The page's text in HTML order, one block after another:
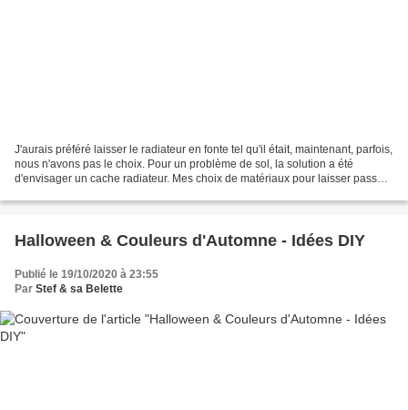
J'aurais préféré laisser le radiateur en fonte tel qu'il était, maintenant, parfois,
nous n'avons pas le choix. Pour un problème de sol, la solution a été
d'envisager un cache radiateur. Mes choix de matériaux pour laisser passer
Halloween & Couleurs d'Automne - Idées DIY
Publié le 19/10/2020 à 23:55
Par Stef & sa Belette